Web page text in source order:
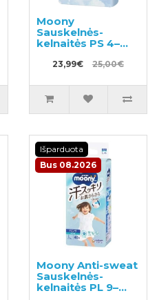
Moony
Sauskelnės-
kelnaitės PS 4–
23,99€ 25,00€
Išparduota
Bus 08.2026
Moony Anti-sweat
Sauskelnės-
kelnaitės PL 9–